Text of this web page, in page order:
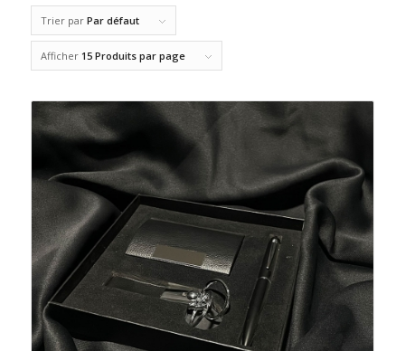
Trier par Par défaut
Afficher 15 Produits par page